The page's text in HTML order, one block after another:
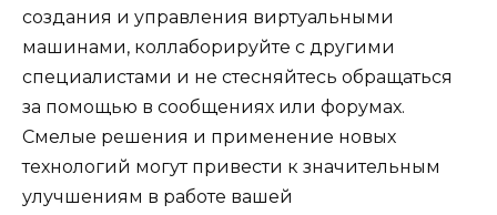
создания и управления виртуальными
машинами, коллаборируйте с другими
специалистами и не стесняйтесь обращаться
за помощью в сообщениях или форумах.
Смелые решения и применение новых
технологий могут привести к значительным
улучшениям в работе вашей